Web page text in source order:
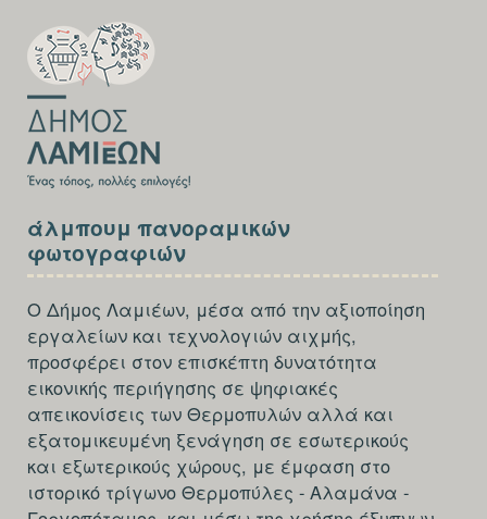
FOOTER-
FIRST
SECTION
FOOTER-
THIRD
άλμπουμ πανοραμικών
φωτογραφιών
Ο Δήμος Λαμιέων, μέσα από την αξιοποίηση
εργαλείων και τεχνολογιών αιχμής,
προσφέρει στον επισκέπτη δυνατότητα
εικονικής περιήγησης σε ψηφιακές
απεικονίσεις των Θερμοπυλών αλλά και
εξατομικευμένη ξενάγηση σε εσωτερικούς
και εξωτερικούς χώρους, με έμφαση στο
ιστορικό τρίγωνο Θερμοπύλες - Αλαμάνα -